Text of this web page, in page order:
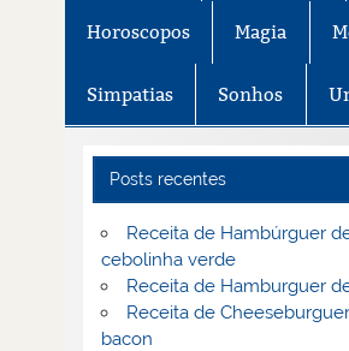
Horoscopos Magia
Simpatias Sonhos
Posts recentes
Receita de Hambúrguer
cebolinha verde
Receita de Hamburguer
Receita de
bacon